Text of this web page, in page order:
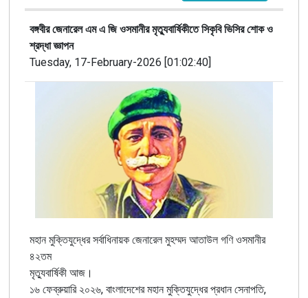
বঙ্গবীর জেনারেল এম এ জি ওসমানীর মৃত্যুবার্ষিকীতে সিকৃবি ভিসির শোক ও
শ্রদ্ধা জ্ঞাপন
Tuesday, 17-February-2026 [01:02:40]
মহান মুক্তিযুদ্ধের সর্বাধিনায়ক জেনারেল মুহম্মদ আতাউল গণি ওসমানীর
৪২তম
মৃত্যুবার্ষিকী আজ।
১৬ ফেব্রুয়ারি ২০২৬, বাংলাদেশের মহান মুক্তিযুদ্ধের প্রধান সেনাপতি,